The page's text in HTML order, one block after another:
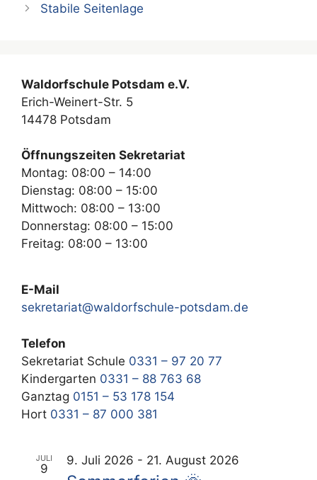
Stabile Seitenlage
Waldorfschule Potsdam e.V.
Erich-Weinert-Str. 5
14478 Potsdam
Öffnungszeiten Sekretariat
Montag: 08:00 – 14:00
Dienstag: 08:00 – 15:00
Mittwoch: 08:00 – 13:00
Donnerstag: 08:00 – 15:00
Freitag: 08:00 – 13:00
E-Mail
sekretariat@waldorfschule-potsdam.de
Telefon
Sekretariat Schule 0331 – 97 20 77
Kindergarten 0331 – 88 763 68
Ganztag 0151 – 53 178 154
Hort 0331 – 87 000 381
JULI
9
9. Juli 2026 - 21. August 2026